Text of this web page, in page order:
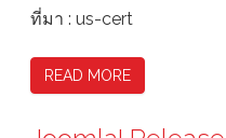
ที่มา : us-cert
READ MORE